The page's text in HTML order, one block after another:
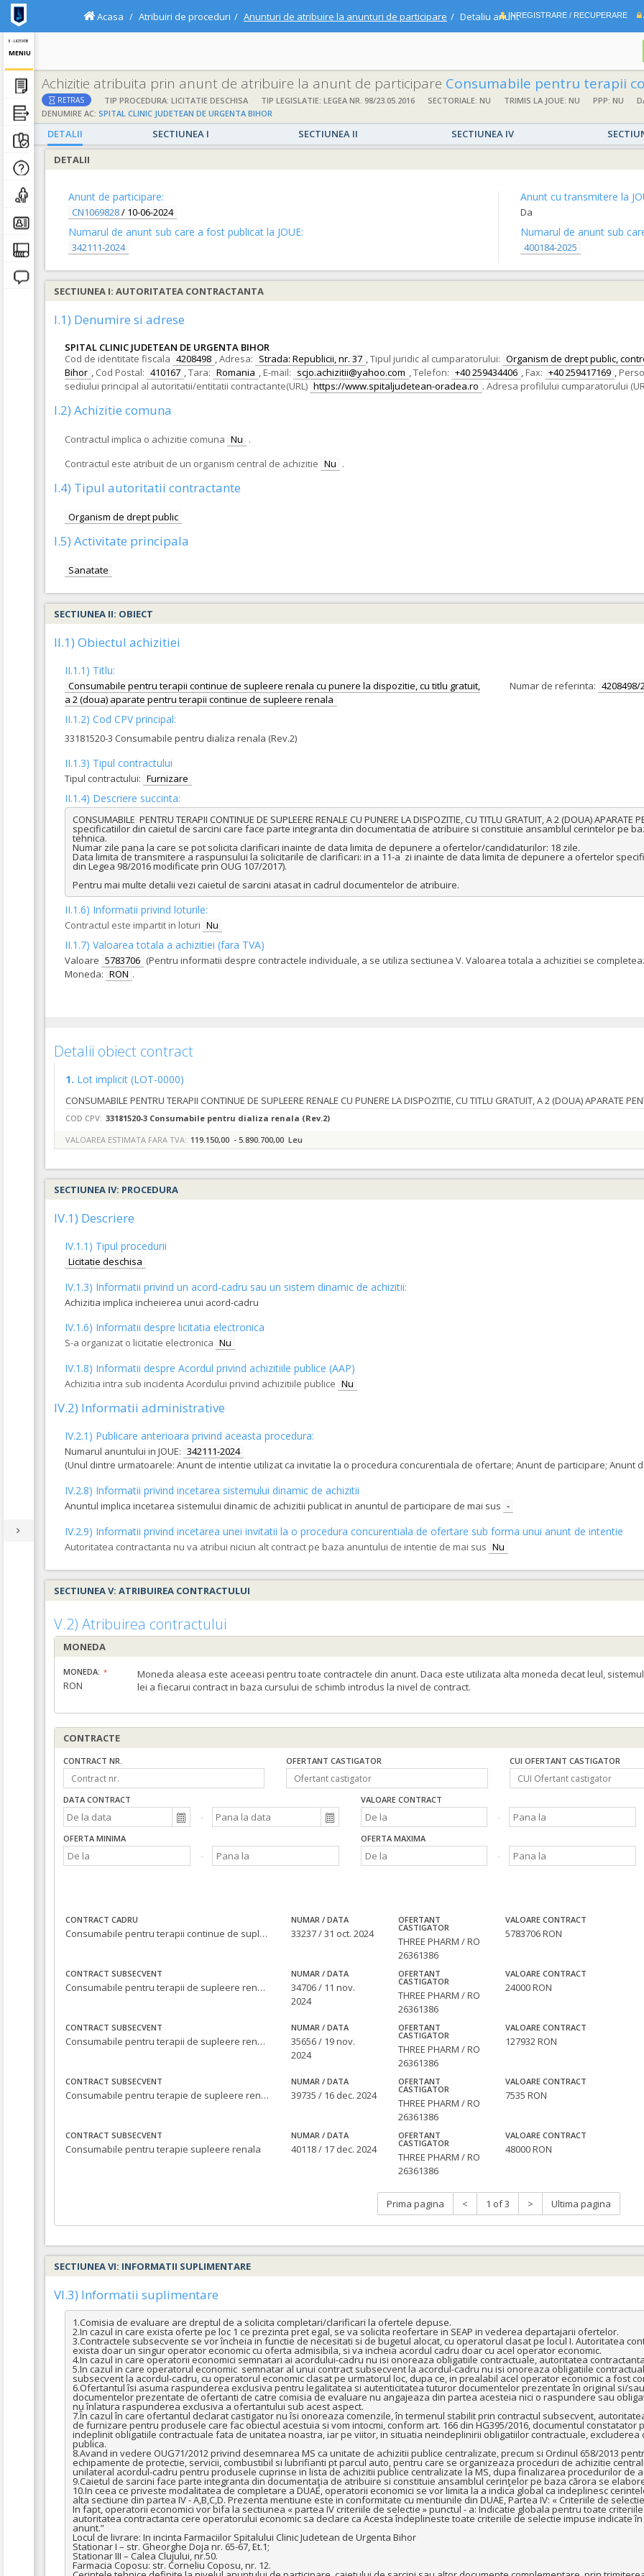
E - LICITATIE
MENIU
INREGISTRARE / RECUPERARE
Acasa Atribuiri de proceduri Anunturi de atribuire la anunturi de participare Detaliu anunt
Achizitie atribuita prin anunt de atribuire la anunt de participare Consumabile pentru terapii continue de supleere renala cu
RETRAS TIP PROCEDURA: LICITATIE DESCHISA TIP LEGISLATIE: LEGEA NR. 98/23.05.2016 SECTORIALE: NU TRIMIS LA JOUE: NU PPP: NU
DENUMIRE AC: SPITAL CLINIC JUDETEAN DE URGENTA BIHOR
DETALII SECTIUNEA I SECTIUNEA II SECTIUNEA IV
DETALII
Anunt de participare:
CN1069828/ 10-06-2024
Numarul de anunt sub care a fost publicat la JOUE:
342111-2024
Anunt cu transmitere la
Da
Numarul de anunt sub
400184-2025
SECTIUNEA I: AUTORITATEA CONTRACTANTA
I.1) Denumire si adrese
SPITAL CLINIC JUDETEAN DE URGENTA BIHOR
Cod de identitate fiscala 4208498 ,Adresa: Strada: Republicii, nr. 37 ,Tipul juridic al cumparatorului: Organism de drept public,
Bihor , Cod Postal: 410167 ,Tara: Romania , E-mail: scjo.achizitii@yahoo.com ,Telefon: +40 259434406 , Fax: +40 259417169 ,
sediului principal al autoritatii/entitatii contractante(URL) https://www.spitaljudetean-oradea.ro . Adresa profilului cumparatorului
I.2) Achizitie comuna
Contractul implica o achizitie comuna Nu .
Contractul este atribuit de un organism central de achizitie Nu .
I.4) Tipul autoritatii contractante
Organism de drept public
I.5) Activitate principala
Sanatate
SECTIUNEA II: OBIECT
II.1) Obiectul achizitiei
II.1.1) Titlu:
Consumabile pentru terapii continue de supleere renala cu punere la dispozitie, cu titlu gratuit,
a 2 (doua) aparate pentru terapii continue de supleere renala
Numar de referinta: 4208498/
II.1.2) Cod CPV principal:
33181520-3 Consumabile pentru dializa renala (Rev.2)
II.1.3) Tipul contractului
Tipul contractului: Furnizare
II.1.4) Descriere succinta:
CONSUMABILE  PENTRU TERAPII CONTINUE DE SUPLEERE RENALE CU PUNERE LA DISPOZITIE, CU TITLU GRATUIT, A 2 (DOUA) APARATE
specificatiilor din caietul de sarcini care face parte integranta din documentatia de atribuire si constituie ansamblul cerintelor pe
tehnica.
Numar zile pana la care se pot solicita clarificari inainte de data limita de depunere a ofertelor/candidaturilor: 18 zile.
Data limita de transmitere a raspunsului la solicitarile de clarificari: in a 11-a  zi inainte de data limita de depunere a ofertelor
din Legea 98/2016 modificate prin OUG 107/2017).
Pentru mai multe detalii vezi caietul de sarcini atasat in cadrul documentelor de atribuire.
II.1.6) Informatii privind loturile:
Contractul este impartit in loturi Nu
II.1.7) Valoarea totala a achizitiei (fara TVA)
Valoare 5783706 (Pentru informatii despre contractele individuale, a se utiliza sectiunea V. Valoarea totala a achizitiei se
Moneda: RON .
Detalii obiect contract
1. Lot implicit (LOT-0000)
COD CPV: 33181520-3 Consumabile pentru dializa renala (Rev.2)
VALOAREA ESTIMATA FARA TVA: 119.150,00 - 5.890.700,00 Leu
SECTIUNEA IV: PROCEDURA
IV.1) Descriere
IV.1.1) Tipul procedurii
Licitatie deschisa
IV.1.3) Informatii privind un acord-cadru sau un sistem dinamic de achizitii:
Achizitia implica incheierea unui acord-cadru
IV.1.6) Informatii despre licitatia electronica
S-a organizat o licitatie electronica Nu
IV.1.8) Informatii despre Acordul privind achizitiile publice (AAP)
Achizitia intra sub incidenta Acordului privind achizitiile publice Nu
IV.2) Informatii administrative
IV.2.1) Publicare anterioara privind aceasta procedura:
Numarul anuntului in JOUE: 342111-2024
(Unul dintre urmatoarele: Anunt de intentie utilizat ca invitatie la o procedura concurentiala de ofertare; Anunt de participare; Anunt
IV.2.8) Informatii privind incetarea sistemului dinamic de achizitii
Anuntul implica incetarea sistemului dinamic de achizitii publicat in anuntul de participare de mai sus -
IV.2.9) Informatii privind incetarea unei invitatii la o procedura concurentiala de ofertare sub forma unui anunt de intentie
Autoritatea contractanta nu va atribui niciun alt contract pe baza anuntului de intentie de mai sus Nu
SECTIUNEA V: ATRIBUIREA CONTRACTULUI
V.2) Atribuirea contractului
MONEDA
MONEDA:
RON
Moneda aleasa este aceeasi pentru toate contractele din anunt. Daca este utilizata alta moneda decat leul,
lei a fiecarui contract in baza cursului de schimb introdus la nivel de contract.
CONTRACTE
CONTRACT NR. OFERTANT CASTIGATOR CUI OFERTANT CASTIGATOR
DATA CONTRACT VALOARE CONTRACT
OFERTA MINIMA OFERTA MAXIMA
CONTRACT CADRU
Consumabile pentru terapii continue de supleere renala cu punere la dispoziţie, cu titlu gratuit, a 2 (două) aparate pentru terapii continue de supleere renala
NUMAR / DATA
33237 / 31 oct. 2024
OFERTANT
CASTIGATOR
THREE PHARM / RO
26361386
VALOARE CONTRACT
5783706 RON
CONTRACT SUBSECVENT
Consumabile pentru terapii de supleere renale
NUMAR / DATA
34706 / 11 nov.
2024
OFERTANT
CASTIGATOR
THREE PHARM / RO
26361386
VALOARE CONTRACT
24000 RON
CONTRACT SUBSECVENT
Consumabile pentru terapii de supleere renale
NUMAR / DATA
35656 / 19 nov.
2024
OFERTANT
CASTIGATOR
THREE PHARM / RO
26361386
VALOARE CONTRACT
127932 RON
CONTRACT SUBSECVENT
Consumabile pentru terapie de supleere renala
NUMAR / DATA
39735 / 16 dec. 2024
OFERTANT
CASTIGATOR
THREE PHARM / RO
26361386
VALOARE CONTRACT
7535 RON
CONTRACT SUBSECVENT
Consumabile pentru terapie supleere renala
NUMAR / DATA
40118 / 17 dec. 2024
OFERTANT
CASTIGATOR
THREE PHARM / RO
26361386
VALOARE CONTRACT
48000 RON
Prima pagina < 1 of 3 > Ultima pagina
SECTIUNEA VI: INFORMATII SUPLIMENTARE
VI.3) Informatii suplimentare
1.Comisia de evaluare are dreptul de a solicita completari/clarificari la ofertele depuse.
2.In cazul in care exista oferte pe loc 1 ce prezinta pret egal, se va solicita reofertare in SEAP in vederea departajarii ofertelor.
3.Contractele subsecvente se vor încheia in functie de necesitati si de bugetul alocat, cu operatorul clasat pe locul I. Autoritatea
exista doar un singur operator economic cu oferta admisibila, si va incheia acordul cadru doar cu acel operator economic.
4.In cazul in care operatorii economici semnatari ai acordului-cadru nu isi onoreaza obligatiile contractuale, autoritatea
5.In cazul in care operatorul economic  semnatar al unui contract subsecvent la acordul-cadru nu isi onoreaza obligatiile
subsecvent la acordul-cadru, cu operatorul economic clasat pe urmatorul loc, dupa ce, in prealabil acel operator economic a fost
6.Ofertantul îsi asuma raspunderea exclusiva pentru legalitatea si autenticitatea tuturor documentelor prezentate în original si/
documentelor prezentate de ofertanti de catre comisia de evaluare nu angajeaza din partea acesteia nici o raspundere sau
nu înlatura raspunderea exclusiva a ofertantului sub acest aspect.
7.În cazul în care ofertantul declarat castigator nu îsi onoreaza comenzile, în termenul stabilit prin contractul subsecvent,
de furnizare pentru produsele care fac obiectul acestuia si vom intocmi, conform art. 166 din HG395/2016, documentul constatator
indeplinit obligatiile contractuale fata de unitatea noastra, iar pe viitor, in situatia neindeplinirii obligatiilor contractuale,
publica.
8.Avand in vedere OUG71/2012 privind desemnarea MS ca unitate de achizitii publice centralizate, precum si Ordinul 658/2013
echipamente de protectie, servicii, combustibil si lubrifianti pt parcul auto, pentru care se organizeaza proceduri de achizitie
unilateral acordul-cadru pentru produsele cuprinse in lista de achizitii publice centralizate la MS, dupa finalizarea procedurilor de
9.Caietul de sarcini face parte integranta din documentaţia de atribuire si constituie ansamblul cerinţelor pe baza cărora se
10.In ceea ce priveste modalitatea de completare a DUAE, operatorii economici se vor limita la a indica global ca indeplinesc
alta sectiune din partea IV - A,B,C,D. Prezenta mentiune este in conformitate cu mentiunile din DUAE, Partea IV: « Criteriile de
In fapt, operatorii economici vor bifa la sectiunea « partea IV criteriile de selectie » punctul - a: Indicatie globala pentru toate
autoritatea contractanta cere operatorului economic sa declare ca Acesta îndeplineste toate criteriile de selectie impuse indicate
anunt.”
Locul de livrare: In incinta Farmaciilor Spitalului Clinic Judetean de Urgenta Bihor
Stationar I – str. Gheorghe Doja nr. 65-67, Et.1;
Stationar III – Calea Clujului, nr.50.
Farmacia Coposu: str. Corneliu Coposu, nr. 12.